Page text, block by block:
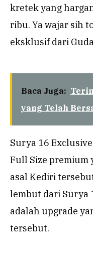
kretek yang
ribu. Ya wajar sih
eksklusif dari
Baca Juga:
yang Telah
Surya 16
Full Size
asal Kediri
lembut dari Surya
adalah upgrade
tersebut.